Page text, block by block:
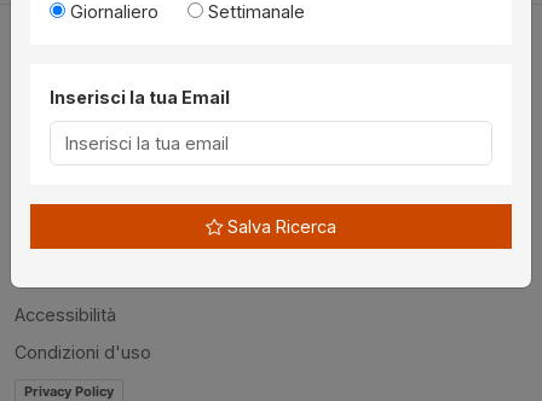
Utilità
Chi siamo
Disclaimer
Accessibilità
Condizioni d'uso
Privacy Policy
Giornaliero Settimanale
Inserisci la tua Email
Salva Ricerca